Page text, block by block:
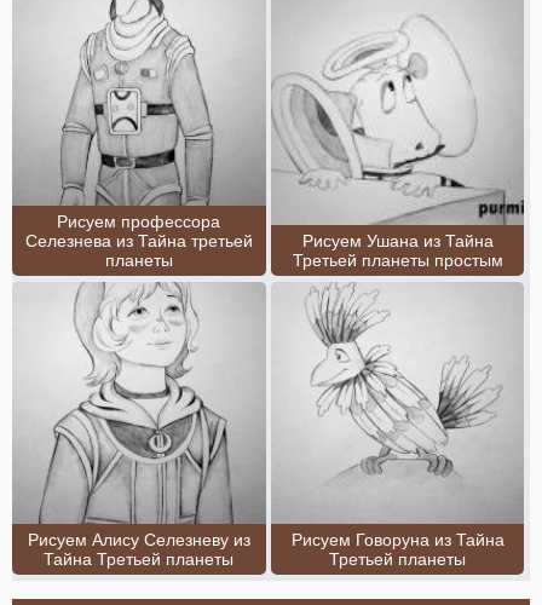
Рисуем профессора
Селезнева из Тайна третьей
планеты
Рисуем Ушана из Тайна
Третьей планеты простым
Рисуем Алису Селезневу из
Тайна Третьей планеты
Рисуем Говоруна из Тайна
Третьей планеты